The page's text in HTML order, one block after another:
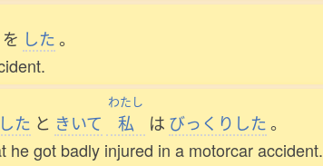
を した。
した と きいて
わたし
私 は びっくりした。
he got badly injured in a motorcar accident.